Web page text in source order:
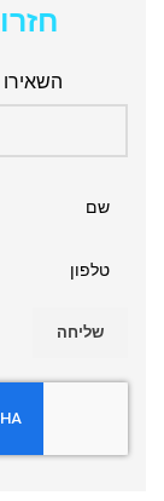
השאירו